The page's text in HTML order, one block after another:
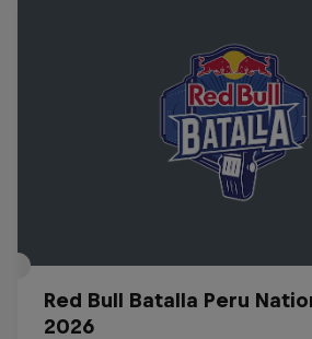
Red Bull Batalla Peru
2026